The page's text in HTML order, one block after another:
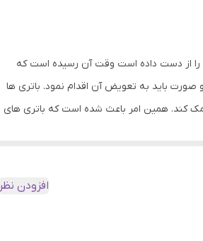
را از دست داده است وقت آن رسیده است که
صورت باید به تعویض آن اقدام نمود. باتری ها
کند. همین امر باعث شده است که باتری های
افزودن نظر